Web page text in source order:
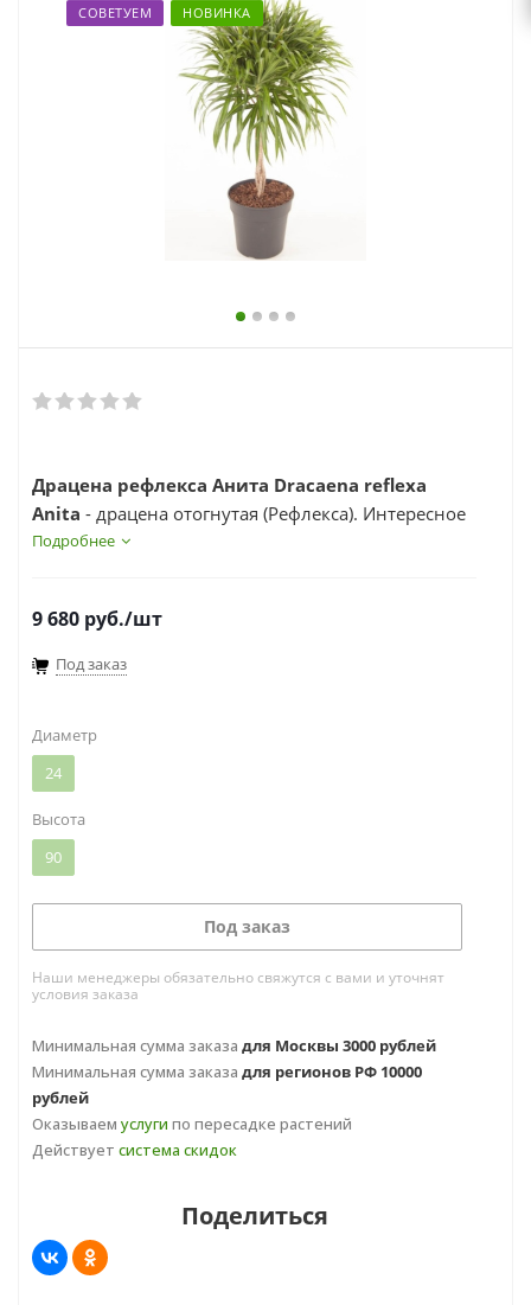
zakaz@topcvetok.ru
СОВЕТУЕМ НОВИНКА
Драцена рефлекса Анита Dracaena reflexa
Аnita - драцена отогнутая (Рефлекса). Интересное
название этого растения образовалось благодаря
Подробнее
9 680 руб./шт
Под заказ
Диаметр
24
Высота
90
Под заказ
Наши менеджеры обязательно свяжутся с вами и уточнят
условия заказа
Минимальная сумма заказа для Москвы 3000 рублей
Минимальная сумма заказа для регионов РФ 10000
рублей
Оказываем услуги по пересадке растений
Действует система скидок
Поделиться